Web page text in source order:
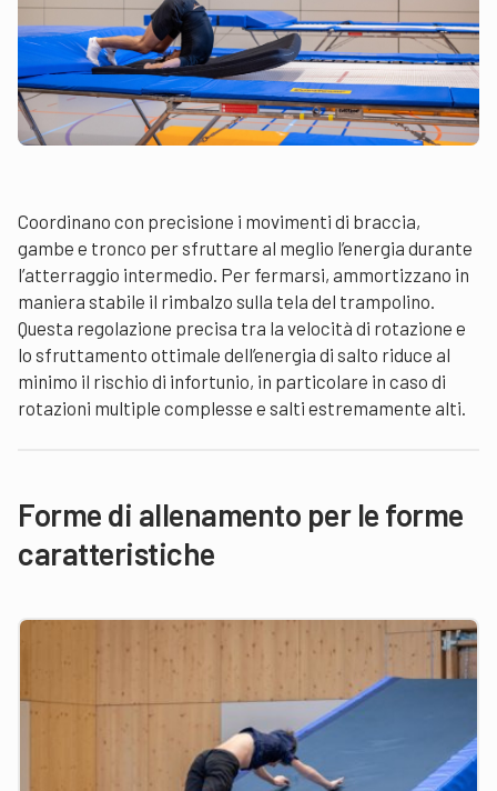
Coordinano con precisione i movimenti di braccia,
gambe e tronco per sfruttare al meglio l’energia durante
l’atterraggio intermedio. Per fermarsi, ammortizzano in
maniera stabile il rimbalzo sulla tela del trampolino.
Questa regolazione precisa tra la velocità di rotazione e
lo sfruttamento ottimale dell’energia di salto riduce al
minimo il rischio di infortunio, in particolare in caso di
rotazioni multiple complesse e salti estremamente alti.
Forme di allenamento per le forme
caratteristiche